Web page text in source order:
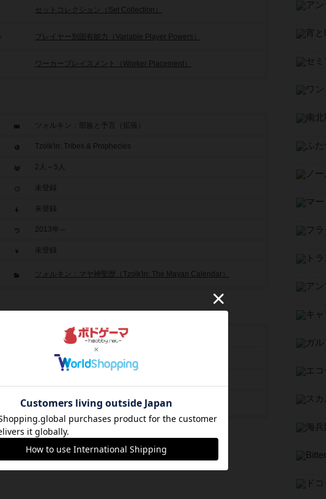
セットコレクション（Set Collection）
プレイヤー別固有能力（Variable Player Powers）
ワーカープレイスメント（Worker Placement）
ツォルキン：部族と予言（拡張）
Tzolk'in: Tribes & Prophecies
2人～5人
未登録
未登録
2013年～
未登録
ツォルキン：マヤ神聖歴（Tzolk'in: The Mayan Calendar）
ダニエレ・タシーニ（Daniele Tascini）
シモーネ・ルチアーニ（Simone Luciani）
チェコゲームズエディション（Czech Games Edition）